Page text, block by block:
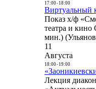
17:00- 18:00
Виртуальный
Показ х/ф
театра и
мин.)
11
Августа
18:00- 19:00
Лекция